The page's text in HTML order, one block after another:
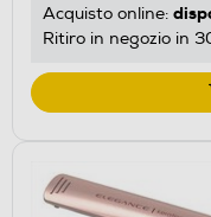
Acquisto online:
Ritiro in negozio in